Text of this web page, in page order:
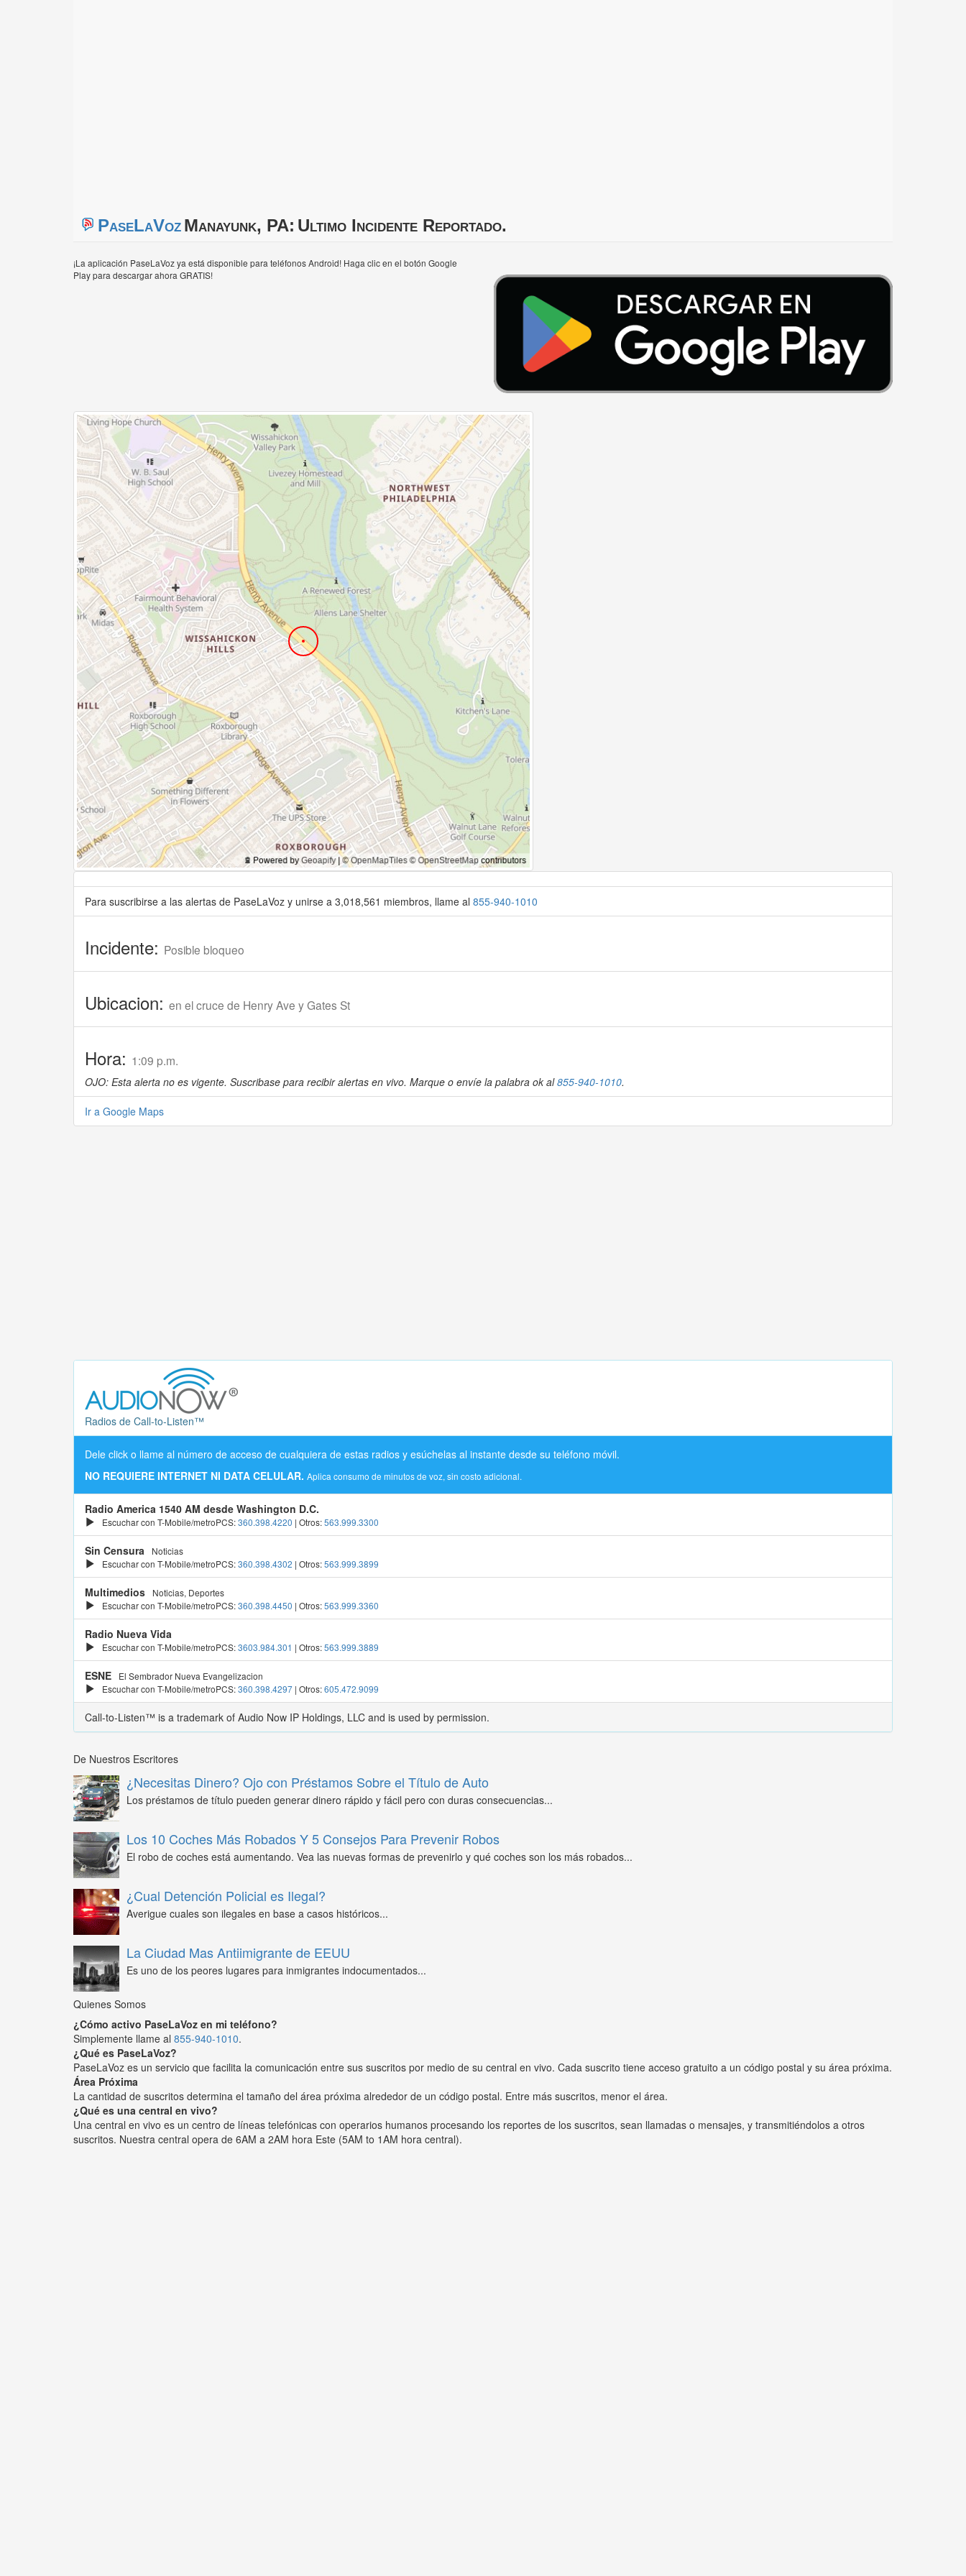
PaseLaVozManayunk, PA: Ultimo Incidente Reportado.
¡La aplicación PaseLaVoz ya está disponible para teléfonos Android! Haga clic en el botón Google
Play para descargar ahora GRATIS!
Para suscribirse a las alertas de PaseLaVoz y unirse a 3,018,561 miembros, llame al 855-940-1010
Incidente: Posible bloqueo
Ubicacion: en el cruce de Henry Ave y Gates St
Hora: 1:09 p.m.
OJO: Esta alerta no es vigente. Suscribase para recibir alertas en vivo. Marque o envíe la palabra ok al855-940-1010.
Ir a Google Maps
Radios de Call-to-Listen™
Dele click o llame al número de acceso de cualquiera de estas radios y esúchelas al instante desde su teléfono móvil.
NO REQUIERE INTERNET NI DATA CELULAR. Aplica consumo de minutos de voz, sin costo adicional.
Radio America 1540 AM desde Washington D.C.
Escuchar con T-Mobile/metroPCS:360.398.4220 | Otros:563.999.3300
Sin Censura
Noticias
Escuchar con T-Mobile/metroPCS:360.398.4302 | Otros:563.999.3899
Multimedios
Noticias, Deportes
Escuchar con T-Mobile/metroPCS:360.398.4450 | Otros:563.999.3360
Radio Nueva Vida
Escuchar con T-Mobile/metroPCS:3603.984.301 | Otros:563.999.3889
ESNE
El Sembrador Nueva Evangelizacion
Escuchar con T-Mobile/metroPCS:360.398.4297 | Otros:605.472.9099
Call-to-Listen™ is a trademark of Audio Now IP Holdings, LLC and is used by permission.
De Nuestros Escritores
¿Necesitas Dinero? Ojo con Préstamos Sobre el Título de Auto
Los préstamos de título pueden generar dinero rápido y fácil pero con duras consecuencias...
Los 10 Coches Más Robados Y 5 Consejos Para Prevenir Robos
El robo de coches está aumentando. Vea las nuevas formas de prevenirlo y qué coches son los más robados...
¿Cual Detención Policial es Ilegal?
Averigue cuales son ilegales en base a casos históricos...
La Ciudad Mas Antiimigrante de EEUU
Es uno de los peores lugares para inmigrantes indocumentados...
Quienes Somos
¿Cómo activo PaseLaVoz en mi teléfono?
Simplemente llame al 855-940-1010.
¿Qué es PaseLaVoz?
PaseLaVoz es un servicio que facilita la comunicación entre sus suscritos por medio de su central en vivo. Cada suscrito tiene acceso gratuito a un código postal y su área próxima.
Área Próxima
La cantidad de suscritos determina el tamaño del área próxima alrededor de un código postal. Entre más suscritos, menor el área.
¿Qué es una central en vivo?
Una central en vivo es un centro de líneas telefónicas con operarios humanos procesando los reportes de los suscritos, sean llamadas o mensajes, y transmitiéndolos a otros
suscritos. Nuestra central opera de 6AM a 2AM hora Este (5AM to 1AM hora central).